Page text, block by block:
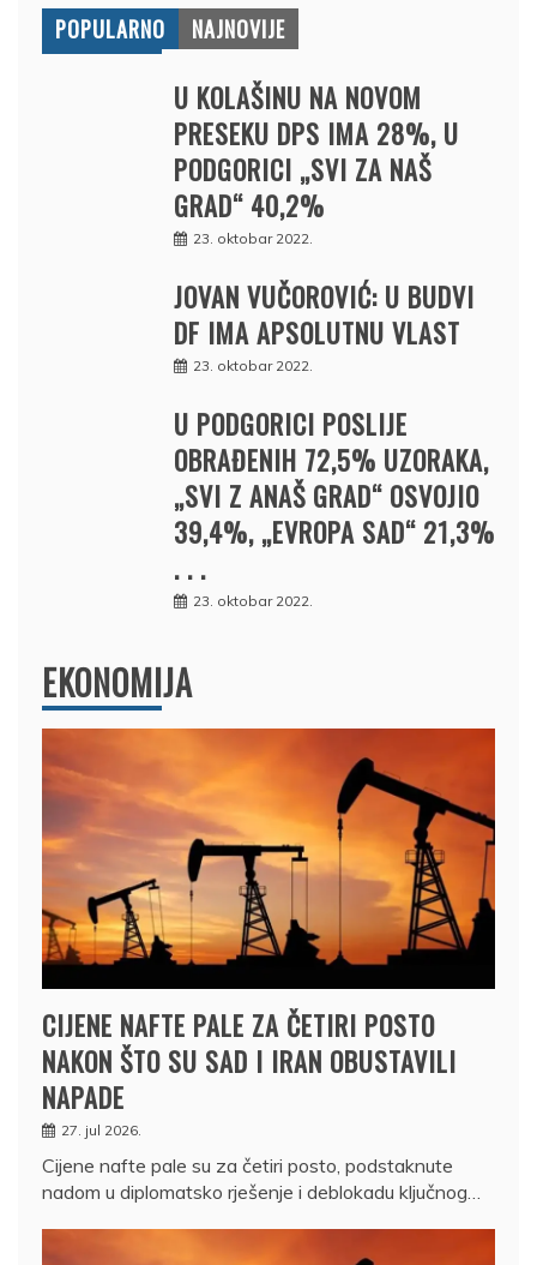
POPULARNO NAJNOVIJE
U KOLAŠINU NA NOVOM
PRESEKU DPS IMA 28%, U
PODGORICI „SVI ZA NAŠ
GRAD“ 40,2%
23. oktobar 2022.
JOVAN VUČOROVIĆ: U BUDVI
DF IMA APSOLUTNU VLAST
23. oktobar 2022.
U PODGORICI POSLIJE
OBRAĐENIH 72,5% UZORAKA,
„SVI Z ANAŠ GRAD“ OSVOJIO
39,4%, „EVROPA SAD“ 21,3%
. . .
23. oktobar 2022.
EKONOMIJA
CIJENE NAFTE PALE ZA ČETIRI POSTO
NAKON ŠTO SU SAD I IRAN OBUSTAVILI
NAPADE
27. jul 2026.
Cijene nafte pale su za četiri posto, podstaknute
nadom u diplomatsko rješenje i deblokadu ključnog…